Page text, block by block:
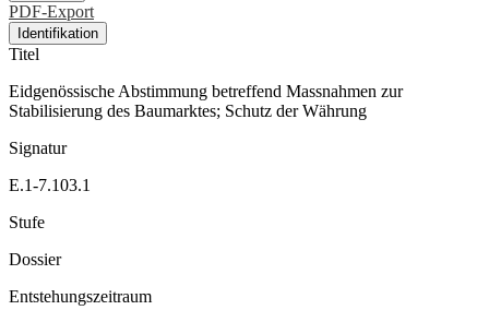
PDF-Export
Identifikation
Titel
Eidgenössische Abstimmung betreffend Massnahmen zur
Stabilisierung des Baumarktes; Schutz der Währung
Signatur
E.1-7.103.1
Stufe
Dossier
Entstehungszeitraum